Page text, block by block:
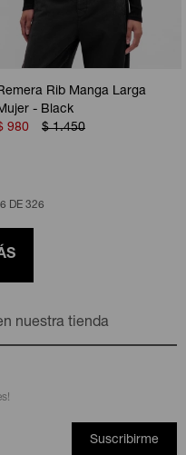
Rib Manga Larga
- Black
980 $ 1.450
DE 326
nuestra tienda
Suscribirme